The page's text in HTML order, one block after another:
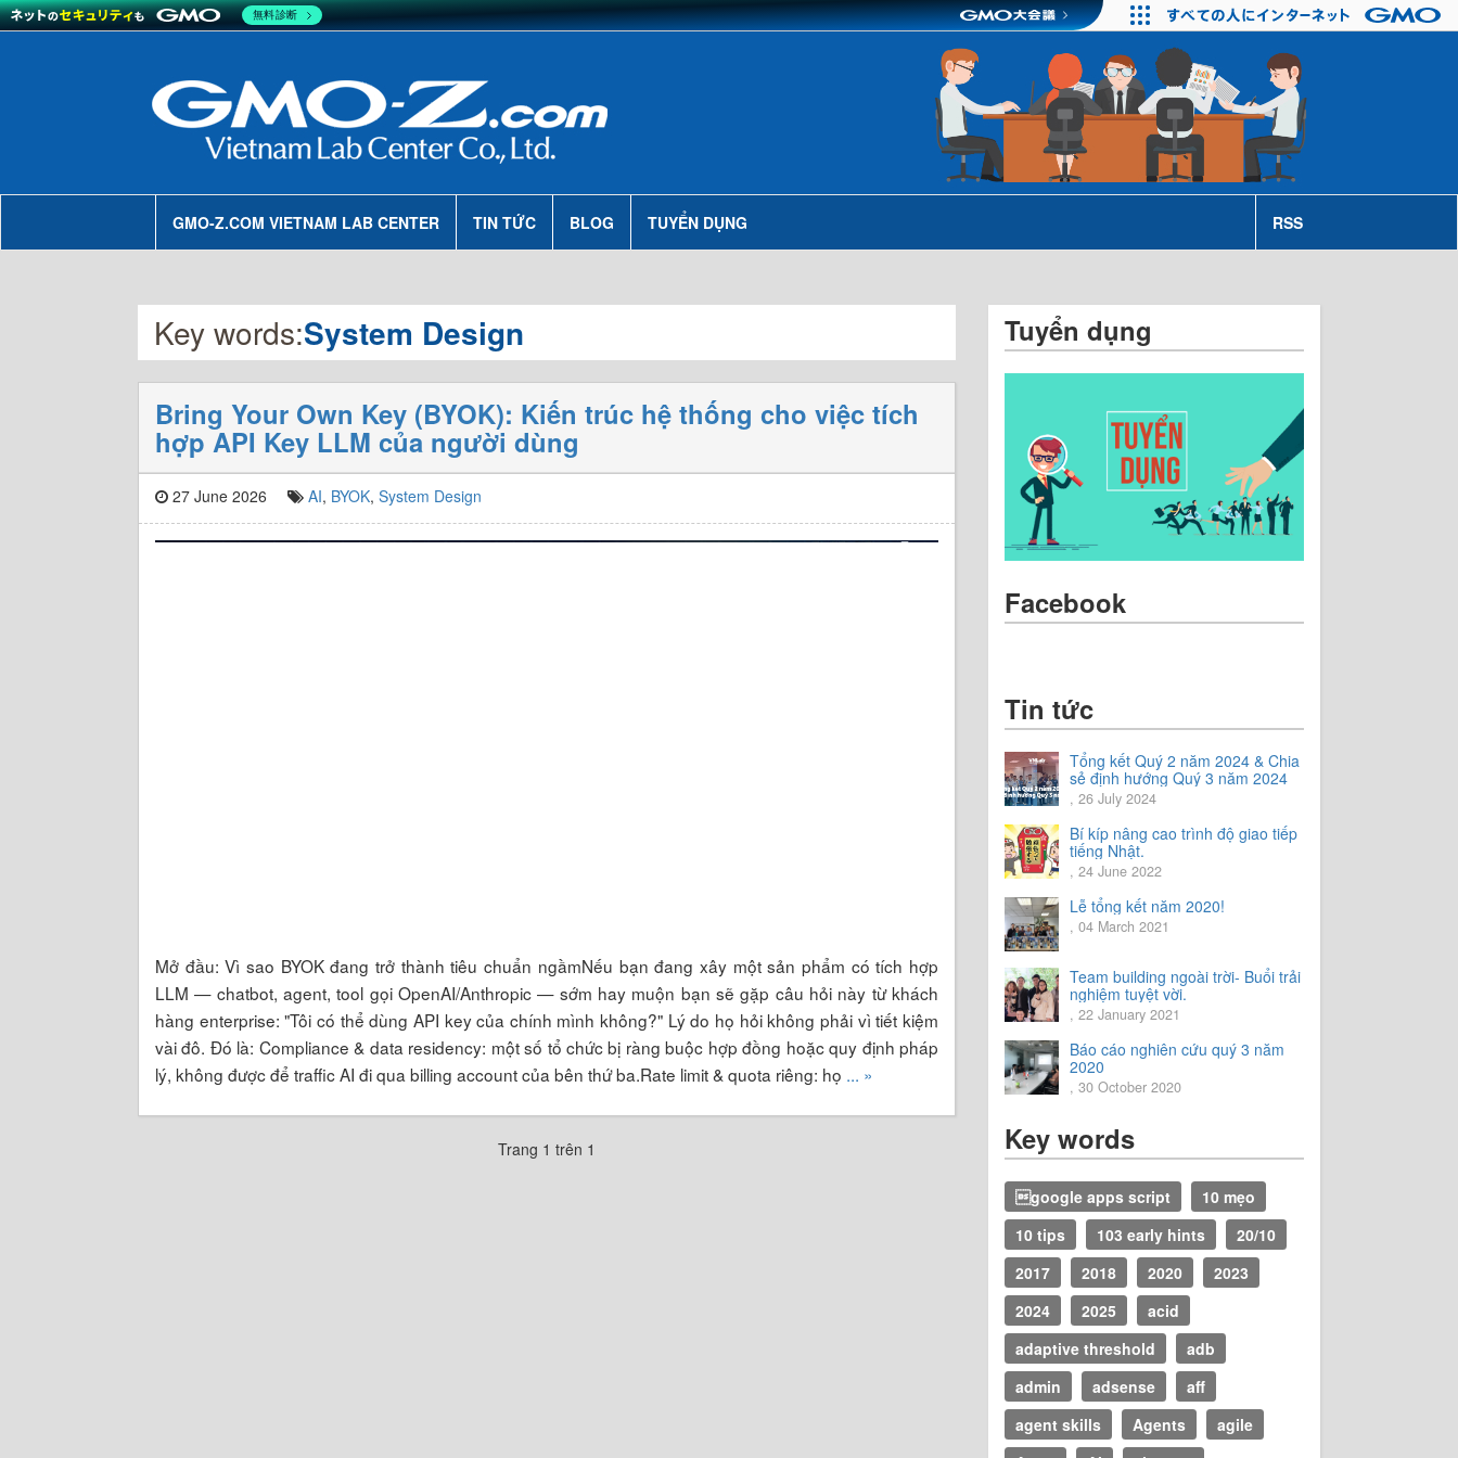
GMO-Z.COM VIETNAM LAB CENTER TIN TỨC BLOG TUYỂN DỤNG RSS
Key words:System Design
Bring Your Own Key (BYOK): Kiến trúc hệ thống cho việc tích
hợp API Key LLM của người dùng
27 June 2026 AI, BYOK, System Design
Mở đầu: Vì sao BYOK đang trở thành tiêu chuẩn ngầmNếu bạn đang xây một sản phẩm có tích hợp
LLM — chatbot, agent, tool gọi OpenAI/Anthropic — sớm hay muộn bạn sẽ gặp câu hỏi này từ khách
hàng enterprise: "Tôi có thể dùng API key của chính mình không?" Lý do họ hỏi không phải vì tiết kiệm
vài đô. Đó là: Compliance & data residency: một số tổ chức bị ràng buộc hợp đồng hoặc quy định pháp
lý, không được để traffic AI đi qua billing account của bên thứ ba.Rate limit & quota riêng: họ ... »
Trang 1 trên 1
Tuyển dụng
Facebook
Tin tức
Tổng kết Quý 2 năm 2024 & Chia
sẻ định hướng Quý 3 năm 2024
, 26 July 2024
Bí kíp nâng cao trình độ giao tiếp
tiếng Nhật.
, 24 June 2022
Lễ tổng kết năm 2020!
, 04 March 2021
Team building ngoài trời- Buổi trải
nghiệm tuyệt vời.
, 22 January 2021
Báo cáo nghiên cứu quý 3 năm
2020
, 30 October 2020
Key words
google apps script
10 mẹo
10 tips
103 early hints
20/10
2017
2018 2020
2023
2024
2025
acid
adaptive threshold
adb
admin
adsense
aff
agent skills
Agents
agile
無料診断